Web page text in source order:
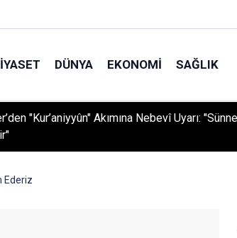
DÜNYA EKONOMI SAĞLIK
"Kur’aniyyûn" Akımına Nebevî Uyarı:
Ederiz